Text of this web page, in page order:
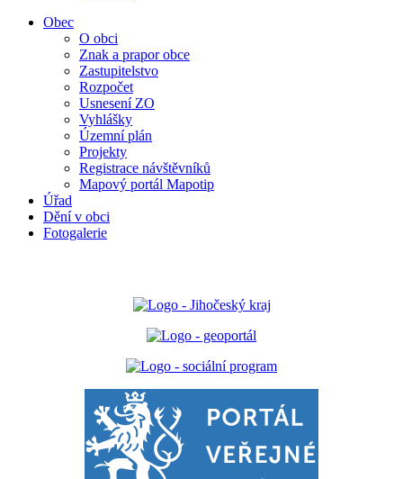
Obec
O obci
Znak a prapor obce
Zastupitelstvo
Rozpočet
Usnesení ZO
Vyhlášky
Územní plán
Projekty
Registrace návštěvníků
Mapový portál Mapotip
Úřad
Dění v obci
Fotogalerie